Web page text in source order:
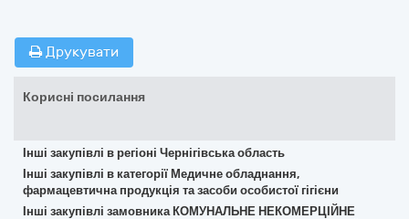
Друкувати
Корисні посилання
Інші закупівлі в регіоні Чернігівська область
Інші закупівлі в категорії Медичне обладнання,
фармацевтична продукція та засоби особистої гігієни
Інші закупівлі замовника КОМУНАЛЬНЕ НЕКОМЕРЦІЙНЕ